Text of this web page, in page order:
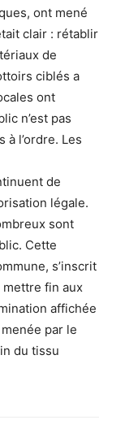
ont mené
clair : rétablir
de
ciblés a
ont
n’est pas
l’ordre. Les
de
légale.
sont
Cette
s’inscrit
mettre fin aux
affichée
par le
du tissu